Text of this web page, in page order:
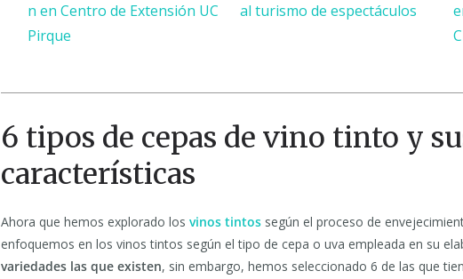
n en Centro de Extensión UC
Pirque
al turismo de espectáculos
6 tipos de cepas de vino tinto y
características
Ahora que hemos explorado los vinos tintos según el proceso de
enfoquemos en los vinos tintos según el tipo de cepa o uva empleada en su
variedades las que existen, sin embargo, hemos seleccionado 6 de las que